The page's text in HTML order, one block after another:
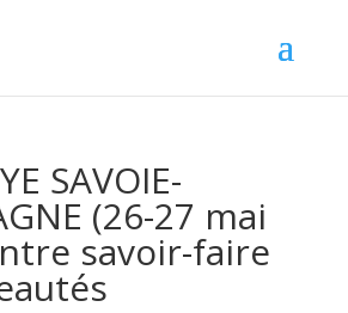
SAVOIE-
(26-27 mai
savoir-faire